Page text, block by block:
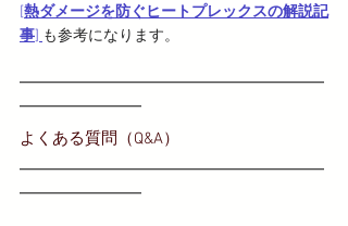
[熱ダメージを防ぐヒートプレックスの解説記
事] も参考になります。
━━━━━━━━━━━━━━━━━━━━
━━━━━━━━
よくある質問（Q&A）
━━━━━━━━━━━━━━━━━━━━
━━━━━━━━